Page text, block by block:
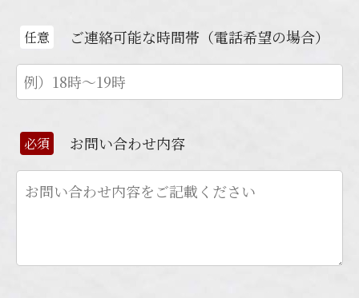
任意 ご連絡可能な時間帯（電話希望の場合）
必須 お問い合わせ内容